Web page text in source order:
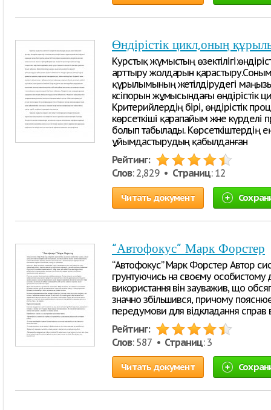
Өндірістік цикл,оның
Курстық жұмыстың
арттыру жолдарын
құрылымының жетілдірудегі
кәсіпорын жұмысындағы
Критерийлердің бірі, өндірістік
көрсеткіші қарапайым және күрделі
болып табылады. Көрсеткіштердің
ұйымдастырудың қабылданған
Рейтинг:
Слов: 2,829 • Страниц: 12
Читать документ
“Автофокус” Марк Форстер
“Автофокус” Марк Форстер Автор
грунтуючись на своєму особистому
використання він зауважив, що
значно збільшився, причому
передумови для відкладання справ
Рейтинг:
Слов: 587 • Страниц: 3
Читать документ